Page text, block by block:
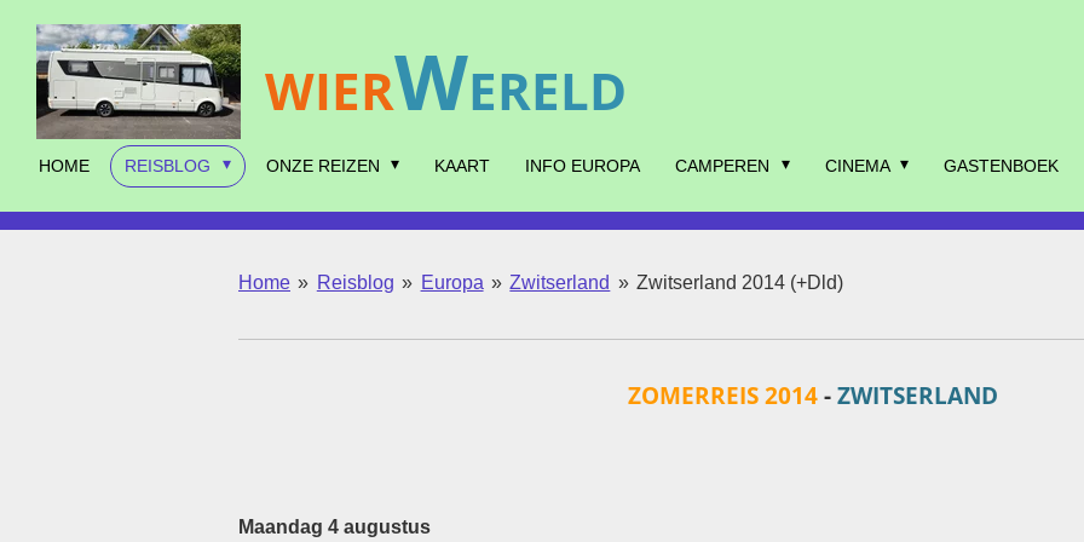
direct
naar
hoofdinhoud
WIERWERELD
HOME REISBLOG ONZE REIZEN KAART INFO EUROPA CAMPEREN CINEMA GASTENBOEK
Home » Reisblog » Europa » Zwitserland » Zwitserland 2014 (+Dld)
ZOMERREIS 2014-ZWITSERLAND
Maandag 4 augustus